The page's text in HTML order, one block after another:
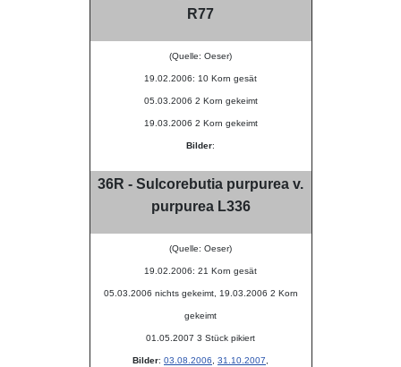
R77
(Quelle: Oeser)
19.02.2006: 10 Korn gesät
05.03.2006 2 Korn gekeimt
19.03.2006 2 Korn gekeimt
Bilder:
36R - Sulcorebutia purpurea v.
purpurea L336
(Quelle: Oeser)
19.02.2006: 21 Korn gesät
05.03.2006 nichts gekeimt, 19.03.2006 2 Korn
gekeimt
01.05.2007 3 Stück pikiert
Bilder: 03.08.2006 31.10.2007